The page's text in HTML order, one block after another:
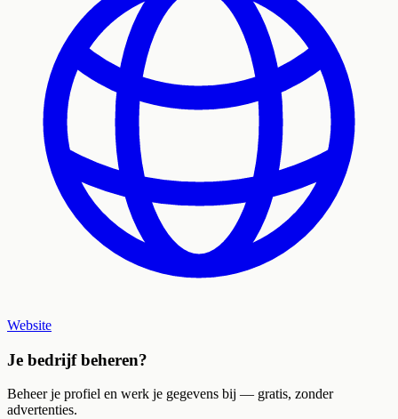
Website
Je bedrijf beheren?
Beheer je profiel en werk je gegevens bij — gratis, zonder
advertenties.